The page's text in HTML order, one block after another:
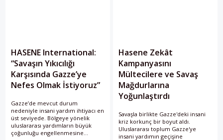
HASENE International:
“Savaşın Yıkıcılığı
Karşısında Gazze’ye
Nefes Olmak İstiyoruz”
Gazze’de mevcut durum
nedeniyle insani yardım ihtiyacı en
üst seviyede. Bölgeye yönelik
uluslararası yardımların büyük
çoğunluğu engellenmesine
Hasene Zekât
Kampanyasını
Mültecilere ve Savaş
Mağdurlarına
Yoğunlaştırdı
Savaşla birlikte Gazze'deki insani
kriz korkunç bir boyut aldı.
Uluslararası toplum Gazze'ye
insani yardımın geçişine